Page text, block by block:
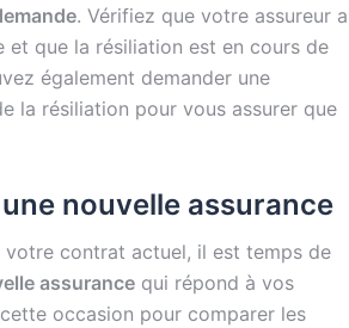
. Vérifiez que votre assureur a
et que la résiliation est en cours de
également demander une
la résiliation pour vous assurer que
nouvelle assurance
contrat actuel, il est temps de
assurance qui répond à vos
occasion pour comparer les